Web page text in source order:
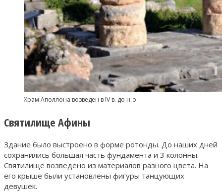
Храм Аполлона возведен в IV в. до н. э.
Святилище Афины
Здание было выстроено в форме ротонды. До наших дней
сохранились большая часть фундамента и 3 колонны.
Святилище возведено из материалов разного цвета. На
его крыше были установлены фигуры танцующих
девушек.